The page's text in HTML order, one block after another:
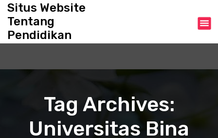
c
Situs Website
Tentang
Pendidikan
Tag Archives:
Universitas Bina